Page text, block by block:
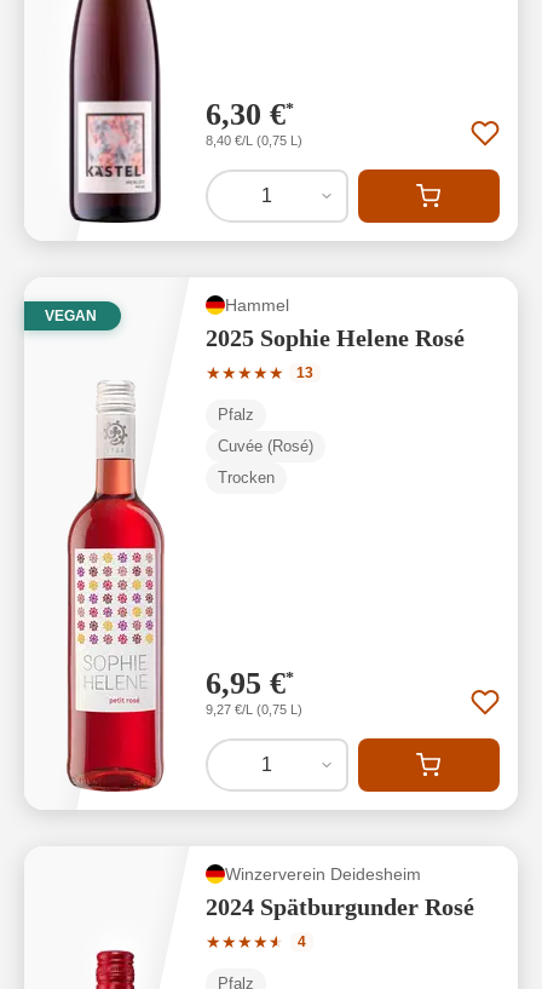
6,30 €*
8,40 €/L (0,75 L)
1
VEGAN
Hammel
2025 Sophie Helene Rosé
★★★★★
Durchschnittliche Bewertung von 5
13
Pfalz
Cuvée (Rosé)
Trocken
6,95 €*
9,27 €/L (0,75 L)
1
Winzerverein Deidesheim
2024 Spätburgunder Rosé
★★★★★
★
Durchschnittliche Bewertung von 4.75
4
Pfalz